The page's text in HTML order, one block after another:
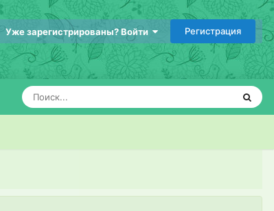
Уже зарегистрированы? Войти Регистрация